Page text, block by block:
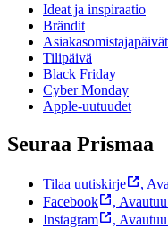
Ideat ja inspiraatio
Brändit
Asiakasomistajapäivät
Tilipäivä
Black Friday
Cyber Monday
Apple-uutuudet
Seuraa Prismaa
Tilaa uutiskirje ,
Facebook
,
Instagram
,